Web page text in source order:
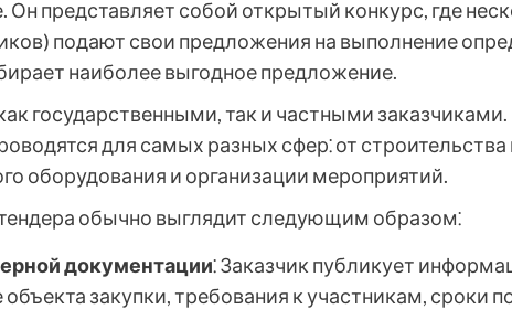
Он представляет собой открытый конкурс, где
подают свои предложения на выполнение
наиболее выгодное предложение.
государственными, так и частными
для самых разных сфер⁚ от
оборудования и организации мероприятий.
обычно выглядит следующим образом⁚
документации⁚ Заказчик публикует
закупки, требования к участникам, сроки